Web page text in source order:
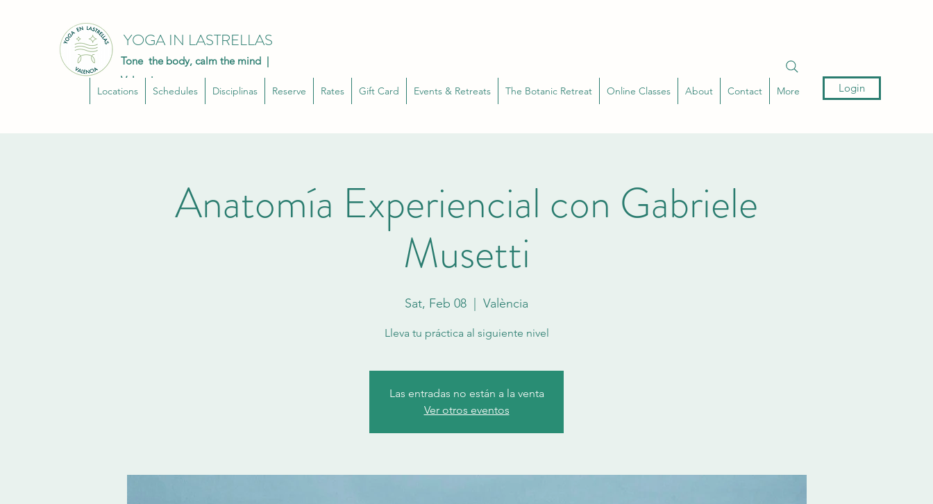
YOGA IN LASTRELLAS
Tone the body, calm the mind |
Valencia
Login
Locations Schedules Disciplinas Reserve Rates Gift Card Events & Retreats The Botanic Retreat Online Classes About Contact More
Anatomía Experiencial con Gabriele
Musetti
Sat, Feb 08 València
Lleva tu práctica al siguiente nivel
Las entradas no están a la venta
Ver otros eventos